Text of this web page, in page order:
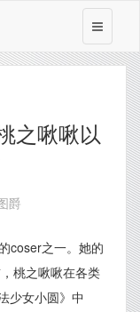
之啾啾以
爵
coser之一。她的
桃之啾啾在各类
少女小圆》中